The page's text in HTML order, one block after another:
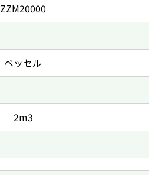
ZZM20000
ベッセル
2m3